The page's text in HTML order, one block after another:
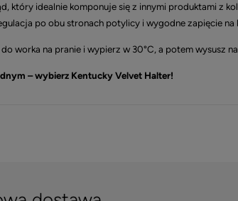
który idealnie komponuje się z innymi produktami z
po obu stronach potylicy i wygodne zapięcie na
worka na pranie i wypierz w 30°C, a potem wysusz
– wybierz Kentucky Velvet Halter!